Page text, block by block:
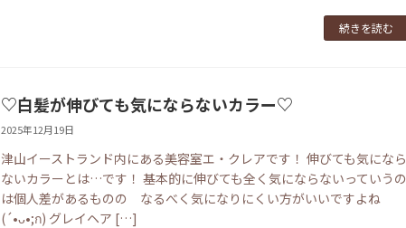
続きを読む
♡白髪が伸びても気にならないカラー♡
2025年12月19日
津山イーストランド内にある美容室エ・クレアです！ 伸びても気になら
ないカラーとは…です！ 基本的に伸びても全く気にならないっていうの
は個人差があるものの なるべく気になりにくい方がいいですよね
(´•ᴗ•;ก) グレイヘア […]